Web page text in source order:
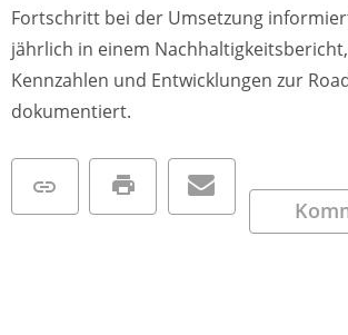
Fortschritt bei der Umsetzung
jährlich in einem
Kennzahlen und Entwicklungen zur
dokumentiert.